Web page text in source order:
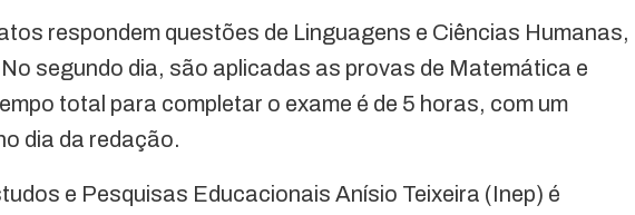
respondem questões de Linguagens e Ciências Humanas,
segundo dia, são aplicadas as provas de Matemática e
total para completar o exame é de 5 horas, com um
dia da redação.
e Pesquisas Educacionais Anísio Teixeira (Inep) é